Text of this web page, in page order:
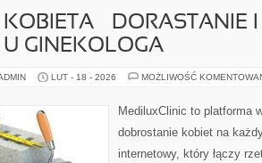
– DORASTANIE
GINEKOLOGA
LUT - 18 - 2026 MOŻLIWOŚĆ
MediluxClinic to platforma
dobrostanie kobiet na
internetowy, który łączy